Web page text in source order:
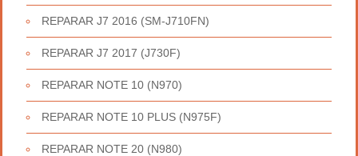
REPARAR J7 2016 (SM-J710FN)
REPARAR J7 2017 (J730F)
REPARAR NOTE 10 (N970)
REPARAR NOTE 10 PLUS (N975F)
REPARAR NOTE 20 (N980)